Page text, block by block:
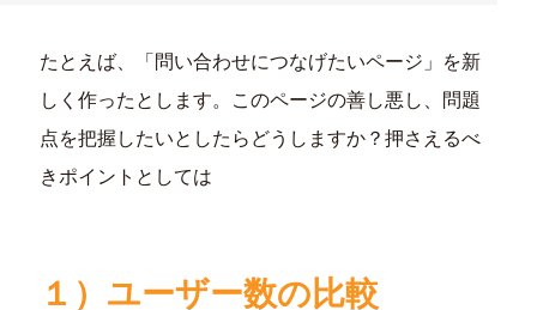
たとえば、「問い合わせにつなげたいページ」を新
しく作ったとします。このページの善し悪し、問題
点を把握したいとしたらどうしますか？押さえるべ
きポイントとしては
１）ユーザー数の比較